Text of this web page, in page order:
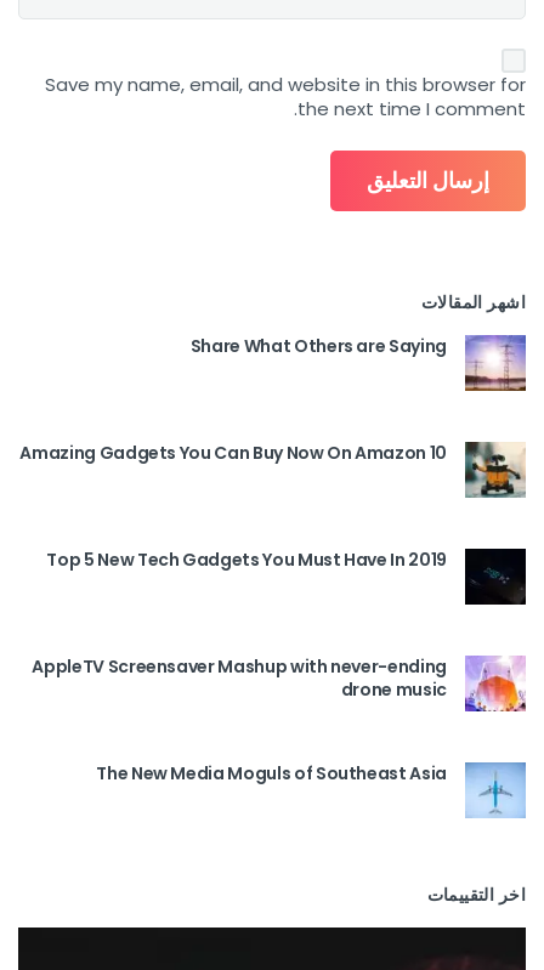
Save my name, email, and website in this browser for
the next time I comment.
اشهر المقالات
Share What Others are Saying
10 Amazing Gadgets You Can Buy Now On Amazon
Top 5 New Tech Gadgets You Must Have In 2019
AppleTV Screensaver Mashup with never-ending
drone music
The New Media Moguls of Southeast Asia
اخر التقييمات